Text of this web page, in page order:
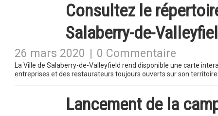
Consultez le
Salaberry-de-
26 mars 2020 0 Commentaire
La Ville de Salaberry-de-Valleyfield rend disponible une carte
entreprises et des restaurateurs toujours ouverts sur son
Lancement de la